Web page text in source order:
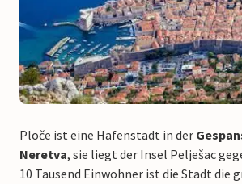
Ploče ist eine Hafenstadt in der
Neretva, sie liegt der Insel Pelješac
10 Tausend Einwohner ist die Stadt die